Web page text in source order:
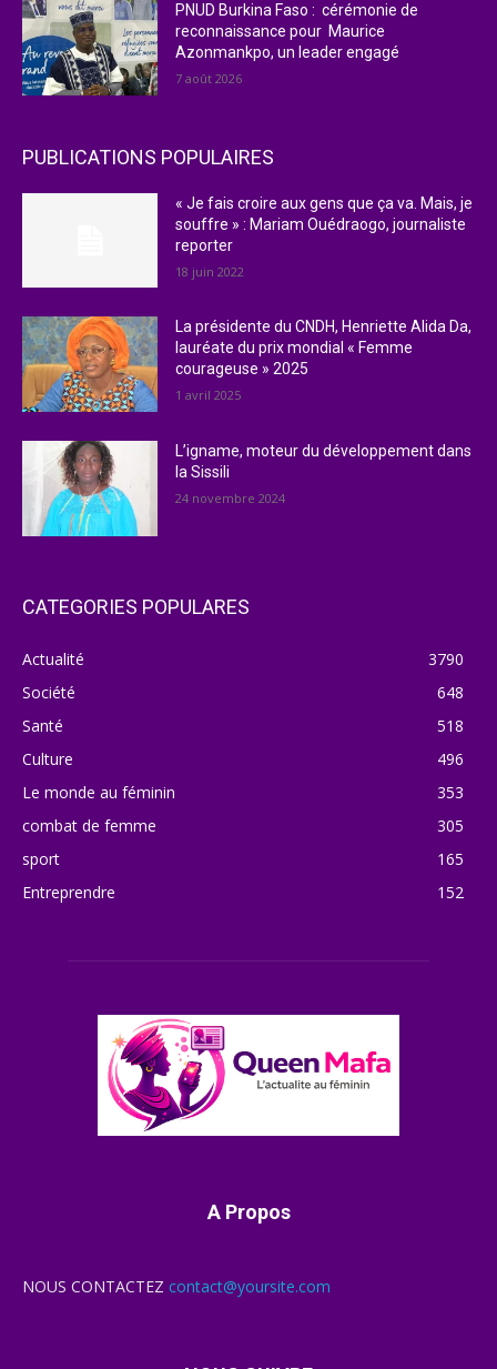
PNUD Burkina Faso : cérémonie de
reconnaissance pour Maurice
Azonmankpo, un leader engagé
7 août 2026
PUBLICATIONS POPULAIRES
« Je fais croire aux gens que ça va. Mais, je
souffre » : Mariam Ouédraogo, journaliste
reporter
18 juin 2022
La présidente du CNDH, Henriette Alida Da,
lauréate du prix mondial « Femme
courageuse » 2025
1 avril 2025
L’igname, moteur du développement dans
la Sissili
24 novembre 2024
CATEGORIES POPULARES
Actualité
3790
Société
648
Santé
518
Culture
496
Le monde au féminin
353
combat de femme
305
sport
165
Entreprendre
152
A Propos
NOUS CONTACTEZ contact@yoursite.com